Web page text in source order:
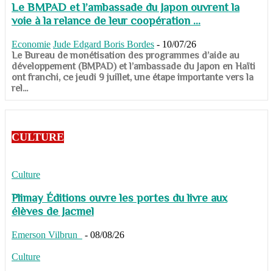
Le BMPAD et l’ambassade du Japon ouvrent la
voie à la relance de leur coopération ...
Economie Jude Edgard Boris Bordes - 10/07/26
​​​​​​​Le Bureau de monétisation des programmes d’aide au
développement (BMPAD) et l’ambassade du Japon en Haïti
ont franchi, ce jeudi 9 juillet, une étape importante vers la
rel...
CULTURE
Culture
Plimay Éditions ouvre les portes du livre aux
élèves de Jacmel
Emerson Vilbrun - 08/08/26
Culture